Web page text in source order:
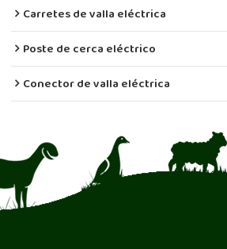
Carretes de valla eléctrica
Poste de cerca eléctrico
Conector de valla eléctrica